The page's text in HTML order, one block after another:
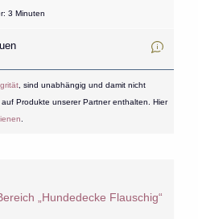
3 Minuten
, sind unabhängig und damit nicht
Produkte unserer Partner enthalten. Hier
„Hundedecke Flauschig“